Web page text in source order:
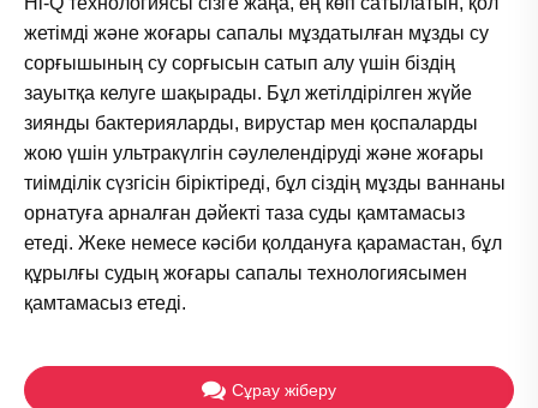
жетімді және жоғары сапалы мұздатылған мұзды су
сорғышының су сорғысын сатып алу үшін біздің
зауытқа келуге шақырады. Бұл жетілдірілген жүйе
зиянды бактерияларды, вирустар мен қоспаларды
жою үшін ультракүлгін сәулелендіруді және жоғары
тиімділік сүзгісін біріктіреді, бұл сіздің мұзды ваннаны
орнатуға арналған дәйекті таза суды қамтамасыз
етеді. Жеке немесе кәсіби қолдануға қарамастан, бұл
құрылғы судың жоғары сапалы технологиясымен
қамтамасыз етеді.
Сұрау жіберу